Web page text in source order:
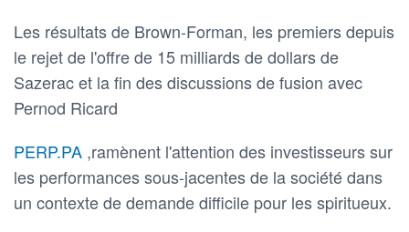
Les résultats de Brown-Forman, les premiers depuis
le rejet de l'offre de 15 milliards de dollars de
Sazerac et la fin des discussions de fusion avec
Pernod Ricard
PERP.PA ,ramènent l'attention des investisseurs sur
les performances sous-jacentes de la société dans
un contexte de demande difficile pour les spiritueux.